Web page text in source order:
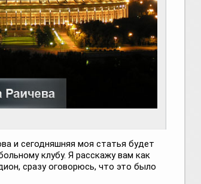
и сегодняшняя моя статья будет
клубу. Я расскажу вам как
сразу оговорюсь, что это было